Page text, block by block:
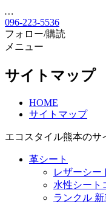
…
096-223-5536
フォロー/購読
メニュー
サイトマップ
HOME
サイトマップ
エコスタイル熊本のサ
革シート
レザーシー
水性シー
ランクル